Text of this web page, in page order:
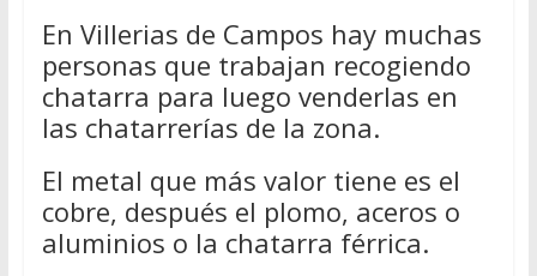
En Villerias de Campos hay muchas
personas que trabajan recogiendo
chatarra para luego venderlas en
las chatarrerías de la zona.
El metal que más valor tiene es el
cobre, después el plomo, aceros o
aluminios o la chatarra férrica.